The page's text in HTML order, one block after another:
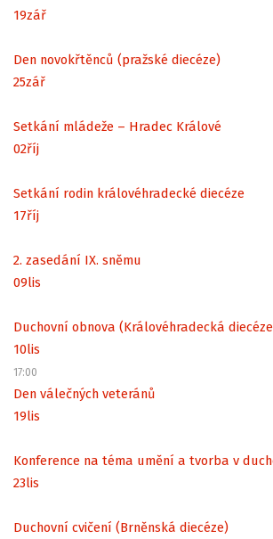
19zář
Den novokřtěnců (pražské diecéze)
25zář
Setkání mládeže – Hradec Králové
02říj
Setkání rodin královéhradecké diecéze
17říj
2. zasedání IX. sněmu
09lis
Duchovní obnova (Královéhradecká
10lis
17:00
Den válečných veteránů
19lis
Konference na téma umění a tvorba v
23lis
Duchovní cvičení (Brněnská diecéze)